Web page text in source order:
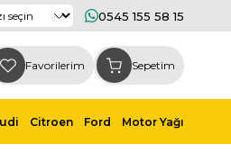
0545 155 58 15
Favorilerim Sepetim
Citroen Ford Motor Yağı